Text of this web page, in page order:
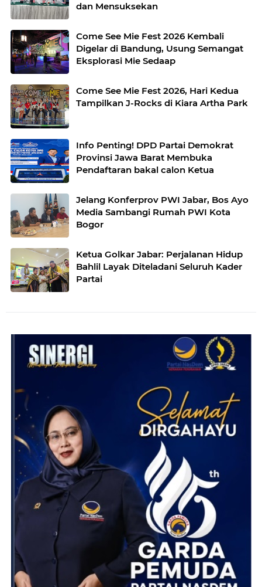
dan Mensuksekan
Come See Mie Fest 2026 Kembali
Digelar di Bandung, Usung Semangat
Eksplorasi Mie Sedaap
Come See Mie Fest 2026, Hari Kedua
Tampilkan J-Rocks di Kiara Artha Park
Info Penting! DPD Partai Demokrat
Provinsi Jawa Barat Membuka
Pendaftaran bakal calon Ketua
Jelang Konferprov PWI Jabar, Bos Ayo
Media Sambangi Rumah PWI Kota
Bogor
Ketua Golkar Jabar: Perjalanan Hidup
Bahlil Layak Diteladani Seluruh Kader
Partai